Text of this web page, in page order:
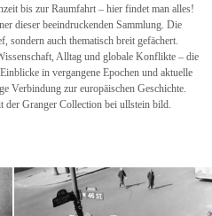
bis zur Raumfahrt – hier findet man alles!
dieser beeindruckenden Sammlung. Die
sondern auch thematisch breit gefächert.
Alltag und globale Konflikte – die
in vergangene Epochen und aktuelle
Verbindung zur europäischen Geschichte.
der Granger Collection bei ullstein bild.
New York
Granger Collection